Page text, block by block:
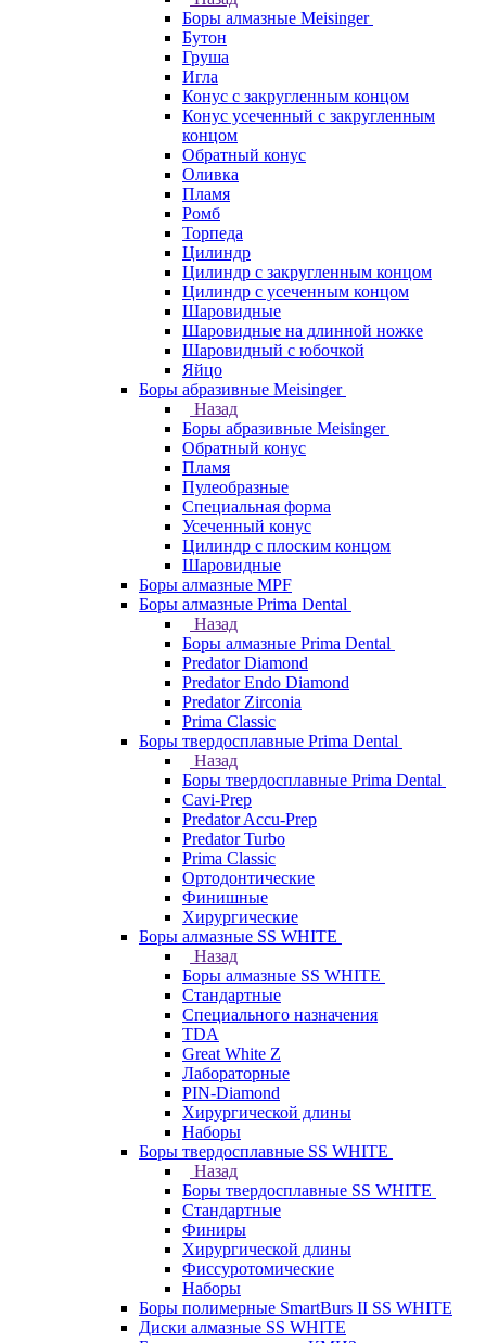
Боры алмазные Meisinger
Бутон
Груша
Игла
Конус c закругленным концом
Конус усеченный c закругленным
концом
Обратный конус
Оливка
Пламя
Ромб
Торпеда
Цилиндр
Цилиндр с закругленным концом
Цилиндр с усеченным концом
Шаровидные
Шаровидные на длинной ножке
Шаровидный с юбочкой
Яйцо
Боры абразивные Meisinger
Назад
Боры абразивные Meisinger
Обратный конус
Пламя
Пулеобразные
Специальная форма
Усеченный конус
Цилиндр с плоским концом
Шаровидные
Боры алмазные MPF
Боры алмазные Prima Dental
Назад
Боры алмазные Prima Dental
Predator Diamond
Predator Endo Diamond
Predator Zirconia
Prima Classic
Боры твердосплавные Prima Dental
Назад
Боры твердосплавные Prima Dental
Cavi-Prep
Predator Accu-Prep
Predator Turbo
Prima Classic
Ортодонтические
Финишные
Хирургические
Боры алмазные SS WHITE
Назад
Боры алмазные SS WHITE
Стандартные
Специального назначения
TDA
Great White Z
Лабораторные
PIN-Diamond
Хирургической длины
Наборы
Боры твердосплавные SS WHITE
Назад
Боры твердосплавные SS WHITE
Стандартные
Финиры
Хирургической длины
Фиссуротомические
Наборы
Боры полимерные SmartBurs II SS WHITE
Диски алмазные SS WHITE